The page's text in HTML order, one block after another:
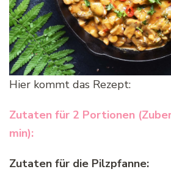
Hier kommt das Rezept:
Zutaten für 2 Portionen
min):
Zutaten für die Pilzpfanne: